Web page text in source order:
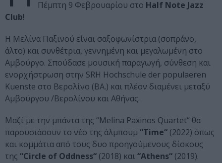
Πέμπτη 9 Φεβρουαρίου στο Half Note Jazz
Club!
Η Μελίνα Παξινού είναι σαξοφωνίστρια (σοπράνο,
άλτο) και συνθέτρια, γεννημένη και μεγαλωμένη στο
Αμβούργο. Σπούδασε μουσική παραγωγή, σύνθεση και
ενορχήστρωση στην SRH Hochschule der populaeren
Kuenste στο Βερολίνο (BA.) και πλέον διαμένει μεταξύ
Αμβούργου /Βερολίνου και Αθήνας.
Μαζί με την μπάντα της “Melina Paxinos Quartet“ θα
παρουσιάσουν το νέο της άλμπουμ “Time“ (2022) όπως
και κομμάτια από τους δυο προηγούμενους δίσκους
της “Circle of Oddness“ (2018) και“Athens“ (2019).